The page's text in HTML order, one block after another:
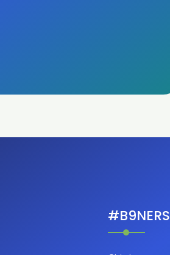
#B9NERS